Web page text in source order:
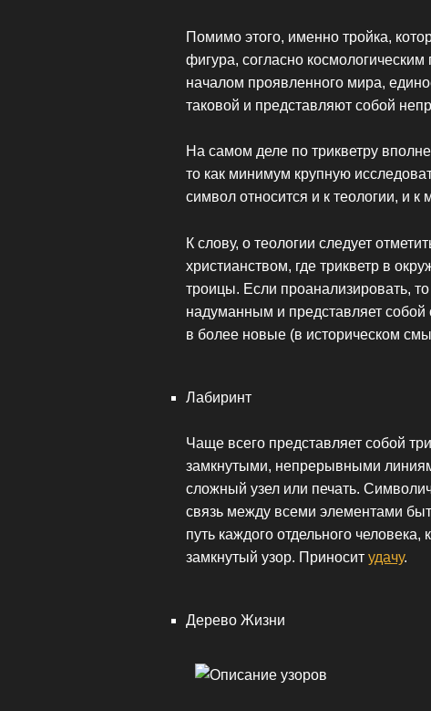
Помимо этого, именно тройка,
фигура, согласно
началом проявленного мира,
таковой и представляют собой
На самом деле по трикветру
то как минимум крупную
символ относится и к теологии, и
К слову, о теологии следует
христианством, где трикветр в
троицы. Если проанализировать,
надуманным и представляет собой
в более новые (в историческом
Лабиринт
Чаще всего представляет собой
замкнутыми, непрерывными
сложный узел или печать.
связь между всеми элементами
путь каждого отдельного
замкнутый узор. Приносит удачу.
Дерево Жизни